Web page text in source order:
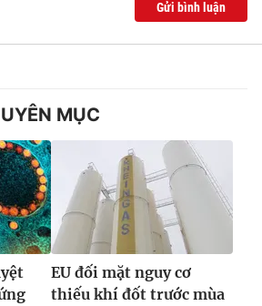
Gửi bình luận
MỤC
EU đối mặt nguy cơ
thiếu khí đốt trước mùa